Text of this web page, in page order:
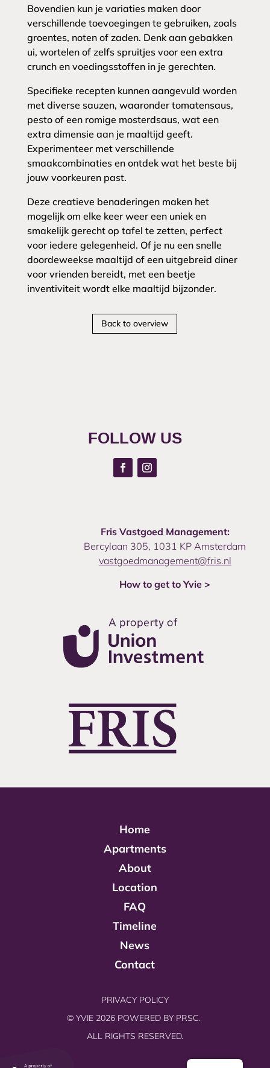
Bovendien kun je variaties maken door
verschillende toevoegingen te gebruiken, zoals
groentes, noten of zaden. Denk aan gebakken
ui, wortelen of zelfs spruitjes voor een extra
crunch en voedingsstoffen in je gerechten.
Specifieke recepten kunnen aangevuld worden
met diverse sauzen, waaronder tomatensaus,
pesto of een romige mosterdsaus, wat een
extra dimensie aan je maaltijd geeft.
Experimenteer met verschillende
smaakcombinaties en ontdek wat het beste bij
jouw voorkeuren past.
Deze creatieve benaderingen maken het
mogelijk om elke keer weer een uniek en
smakelijk gerecht op tafel te zetten, perfect
voor iedere gelegenheid. Of je nu een snelle
doordeweekse maaltijd of een uitgebreid diner
voor vrienden bereidt, met een beetje
inventiviteit wordt elke maaltijd bijzonder.
Back to overview
FOLLOW US
Fris Vastgoed Management:
Bercylaan 305, 1031 KP Amsterdam
vastgoedmanagement@fris.nl
How to get to Yvie >
Home
Apartments
About
Location
FAQ
Timeline
News
Contact
PRIVACY POLICY
© YVIE 2026 POWERED BY PRSC.
ALL RIGHTS RESERVED.